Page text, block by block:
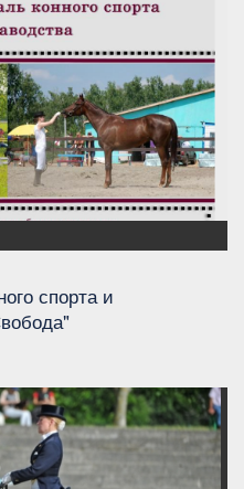
спорта и